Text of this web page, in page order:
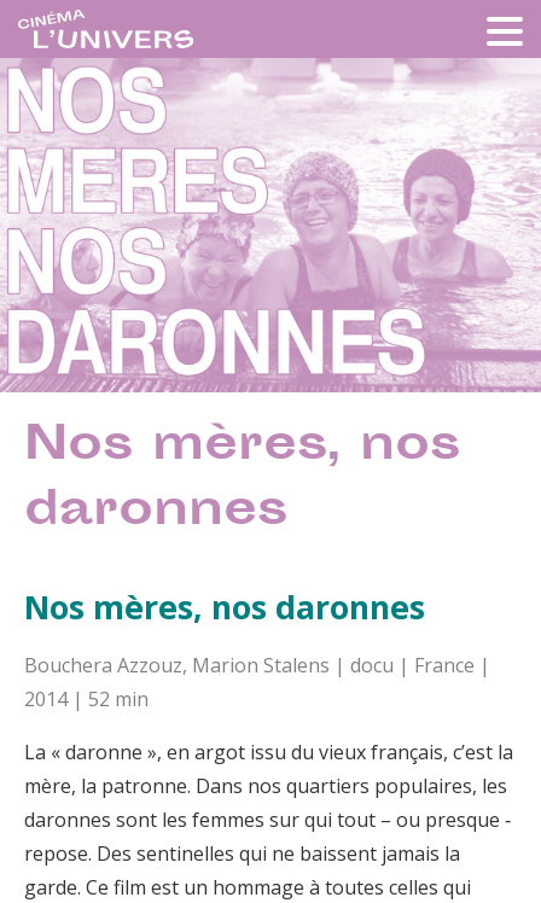
Nos mères, nos
daronnes
Nos mères, nos daronnes
Bouchera Azzouz, Marion Stalens | docu | France |
2014 | 52 min
La « daronne », en argot issu du vieux français, c’est la
mère, la patronne. Dans nos quartiers populaires, les
daronnes sont les femmes sur qui tout – ou presque ‑
repose. Des sentinelles qui ne baissent jamais la
garde. Ce film est un hommage à toutes celles qui